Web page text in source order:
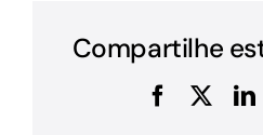
Compartilhe
Facebook
X